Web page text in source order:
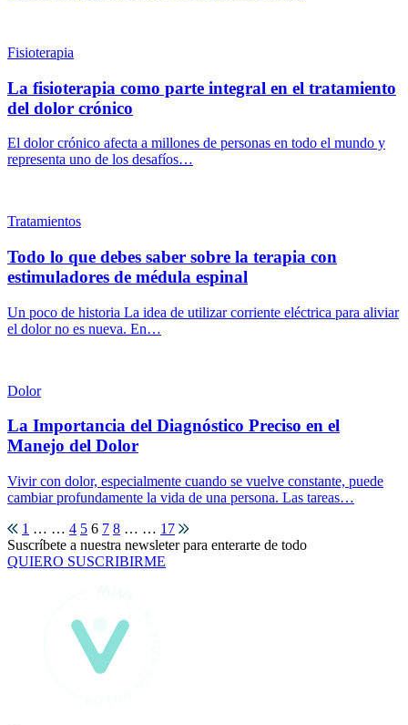
Fisioterapia
La fisioterapia como parte integral en el tratamiento
del dolor crónico
El dolor crónico afecta a millones de personas en todo el mundo y
representa uno de los desafíos…
Tratamientos
Todo lo que debes saber sobre la terapia con
estimuladores de médula espinal
Un poco de historia La idea de utilizar corriente eléctrica para aliviar
el dolor no es nueva. En…
Dolor
La Importancia del Diagnóstico Preciso en el
Manejo del Dolor
Vivir con dolor, especialmente cuando se vuelve constante, puede
cambiar profundamente la vida de una persona. Las tareas…
1 … … 4 5 6 7 8 … … 17
Suscríbete a nuestra newsleter para enterarte de todo
QUIERO SUSCRIBIRME